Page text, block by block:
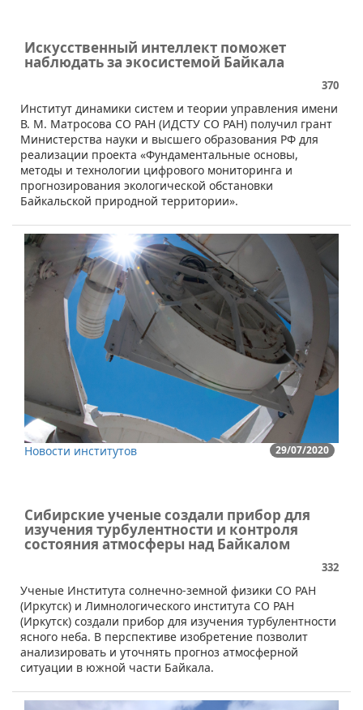
Искусственный интеллект поможет
наблюдать за экосистемой Байкала
370
​​Институт динамики систем и теории управления имени
В. М. Матросова СО РАН (ИДСТУ СО РАН) получил грант
Министерства науки и высшего образования РФ для
реализации проекта «Фундаментальные основы,
методы и технологии цифрового мониторинга и
прогнозирования экологической обстановки
Байкальской природной территории».
29/07/2020
Новости институтов
Сибирские ученые создали прибор для
изучения турбулентности и контроля
состояния атмосферы над Байкалом
332
Ученые Института солнечно-земной физики СО РАН
(Иркутск) и Лимнологического института СО РАН
(Иркутск) создали прибор для изучения турбулентности
ясного неба. В перспективе изобретение позволит
анализировать и уточнять прогноз атмосферной
ситуации в южной части Байкала.